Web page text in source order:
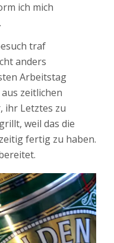
ich mich
traf
anders
Arbeitstag
aus zeitlichen
ihr Letztes zu
weil das die
fertig zu haben.